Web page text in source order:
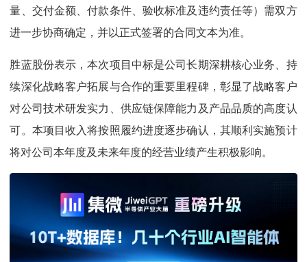
量、交付金额、付款条件、验收标准及违约责任等）需双方
进一步协商确定，并以正式签署的合同文本为准。
胜蓝股份表示，本次项目中标是公司长期深耕核心业务、持
续深化战略客户拓展与合作的重要里程碑，彰显了战略客户
对公司技术研发实力、供应链保障能力及产品品质的高度认
可。本项目收入将按照履约进度逐步确认，其顺利实施预计
将对公司本年度及未来年度的经营业绩产生积极影响。